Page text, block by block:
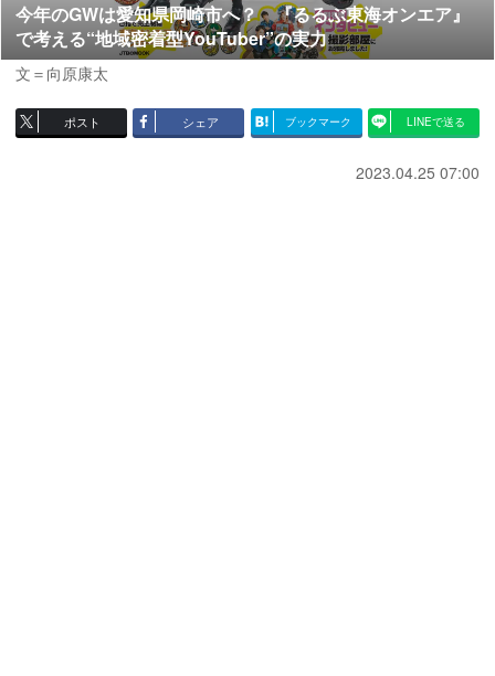
今年のGWは愛知県岡崎市へ？ 『るるぶ東海オンエア』
で考える“地域密着型YouTuber”の実力
文＝向原康太
ポスト シェア ブックマーク LINEで送る
2023.04.25 07:00